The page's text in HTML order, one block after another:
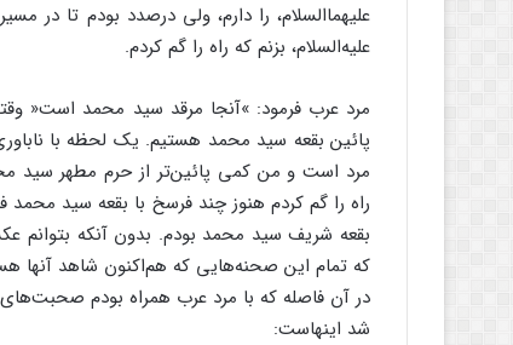
علیهماالسلام، را دارم، ولى درصدد بودم تا
علیه‌‌السلام، بزنم که راه را گم کردم.
مرد عرب فرمود: »آنجا مرقد سید محمد است«
پائین بقعه سید محمد هستیم. یک لحظه با
مرد است و من کمى پائین‌‌تر از حرم مطهر سید
راه را گم کردم هنوز چند فرسخ با بقعه سید محمد
بقعه شریف سید محمد بودم. بدون آنکه
که تمام این صحنه‌‌هایى که هم‌‌اکنون شاهد آنها
در آن فاصله که با مرد عرب همراه بودم
شد اینهاست: